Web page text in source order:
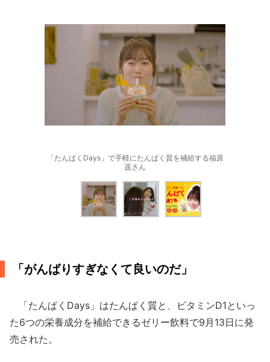
「たんぱくDays」で手軽にたんぱく質を補給する福原
遥さん
「がんばりすぎなくて良いのだ」
「たんぱくDays」はたんぱく質と、ビタミンD1といっ
た6つの栄養成分を補給できるゼリー飲料で9月13日に発
売された。